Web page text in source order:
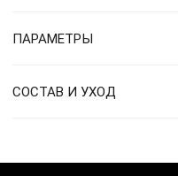
ПАРАМЕТРЫ
СОСТАВ И УХОД